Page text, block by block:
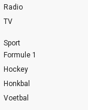
Radio
TV
Sport
Formule 1
Hockey
Honkbal
Voetbal